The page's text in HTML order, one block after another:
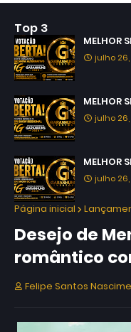
Top 3
MELHOR
julho
MELHOR
julho
MELHOR
julho
Página inicial
Desejo de
romântico
Felipe Santos